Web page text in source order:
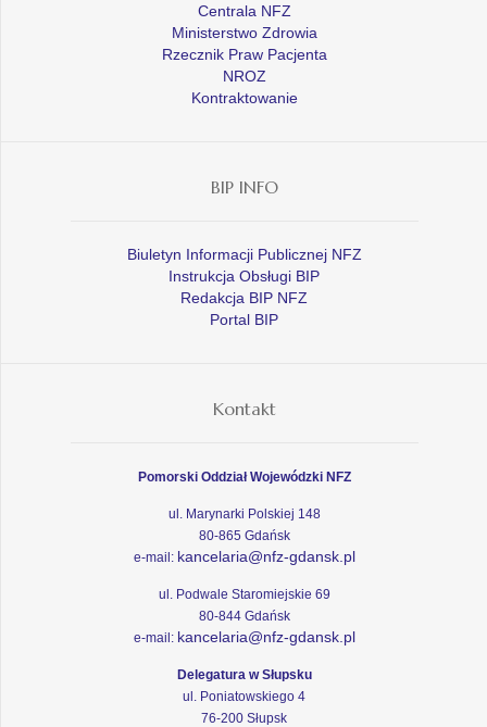
Centrala NFZ
Ministerstwo Zdrowia
Rzecznik Praw Pacjenta
NROZ
Kontraktowanie
BIP INFO
Biuletyn Informacji Publicznej NFZ
Instrukcja Obsługi BIP
Redakcja BIP NFZ
Portal BIP
Kontakt
Pomorski Oddział Wojewódzki NFZ
ul. Marynarki Polskiej 148
80-865 Gdańsk
e-mail: kancelaria@nfz-gdansk.pl
ul. Podwale Staromiejskie 69
80-844 Gdańsk
e-mail: kancelaria@nfz-gdansk.pl
Delegatura w Słupsku
ul. Poniatowskiego 4
76-200 Słupsk